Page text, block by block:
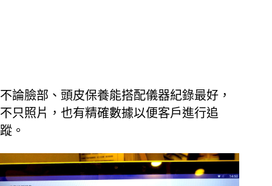
不論臉部、頭皮保養能搭配儀器紀錄最好，
不只照片，也有精確數據以便客戶進行追
蹤。